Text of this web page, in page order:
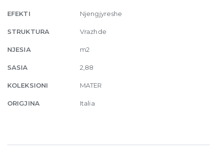
EFEKTI Njengjyreshe
STRUKTURA Vrazhde
NJESIA m2
SASIA 2,88
KOLEKSIONI MATER
ORIGJINA Italia